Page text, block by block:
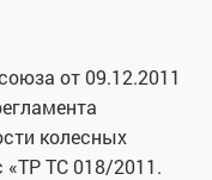
от 09.12.2011
колесных
«ТР ТС 018/2011.